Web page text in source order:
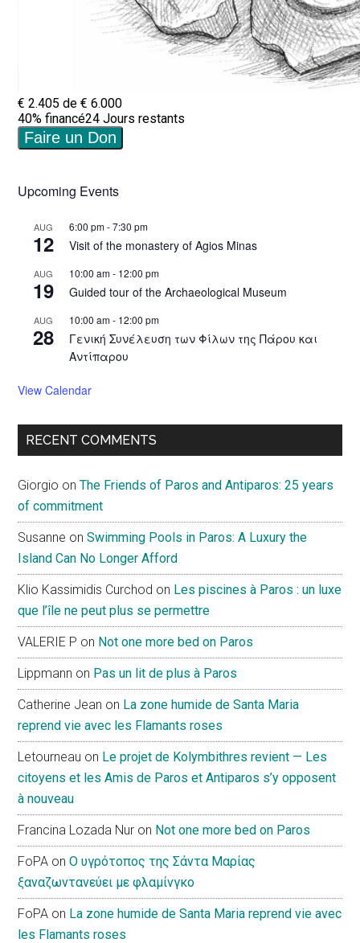
Upcoming Events
AUG
12
6:00 pm-7:30 pm
Visit of the monastery of Agios Minas
AUG
19
10:00 am- 12:00 pm
Guided tour of the Archaeological Museum
AUG
28
10:00 am- 12:00 pm
Γενική Συνέλευση των Φίλων της Πάρου και
Αντίπαρου
View Calendar
RECENT COMMENTS
Giorgio onThe Friends of Paros and Antiparos: 25 years
of commitment
Susanne onSwimming Pools in Paros: A Luxury the
Island Can No Longer Afford
Klio Kassimidis Curchod on Les piscines à Paros : un luxe
que l’île ne peut plus se permettre
VALERIE P on Not one more bed on Paros
Lippmann on Pas un lit de plus à Paros
Catherine Jean on La zone humide de Santa Maria
reprend vie avec les Flamants roses
Letourneau on Le projet de Kolymbithres revient — Les
citoyens et les Amis de Paros et Antiparos s’y opposent
à nouveau
Francina Lozada Nur on Not one more bed on Paros
FoPA onΟ υγρότοπος της Σάντα Μαρίας
ξαναζωντανεύει με φλαμίνγκο
FoPA on La zone humide de Santa Maria reprend vie avec
les Flamants roses